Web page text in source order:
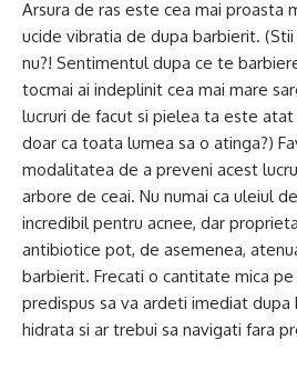
Arsura de ras este cea mai proasta
ucide vibratia de dupa barbierit.
nu?! Sentimentul dupa ce te
tocmai ai indeplinit cea mai mare
lucruri de facut si pielea ta este
doar ca toata lumea sa o atinga?)
modalitatea de a preveni acest
arbore de ceai. Nu numai ca uleiul
incredibil pentru acnee, dar
antibiotice pot, de asemenea,
barbierit. Frecati o cantitate mica
predispus sa va ardeti imediat
hidrata si ar trebui sa navigati fara